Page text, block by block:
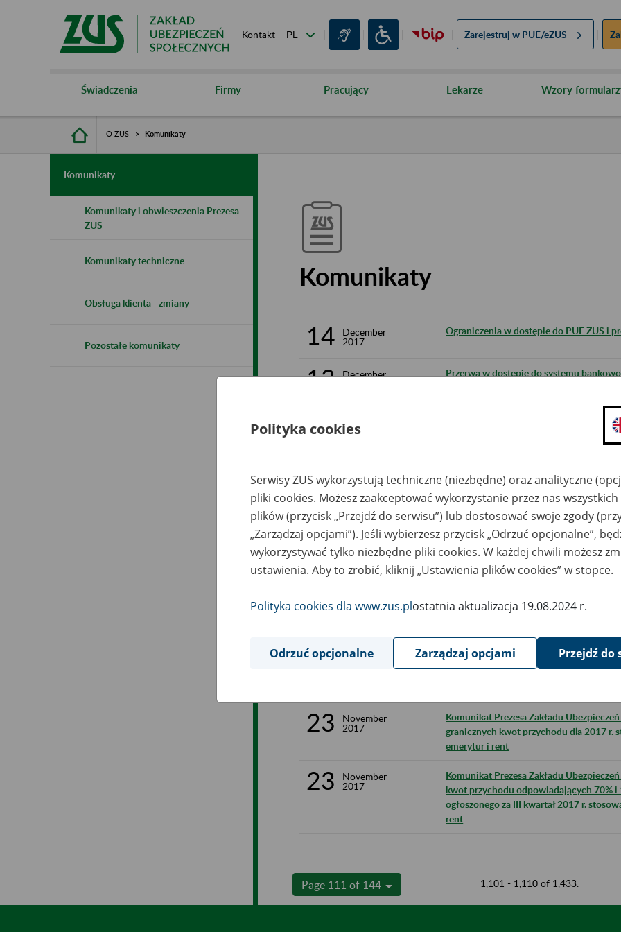
Kontakt Zarejestruj w PUE/eZUS
Świadczenia Firmy Pracujący Lekarze Wzory
O ZUS Komunikaty
Komunikaty
Komunikaty i obwieszczenia Prezesa
ZUS
Komunikaty techniczne
Obsługa klienta - zmiany
Pozostałe komunikaty
Komunikaty
14
December
2017
Ograniczenia w dostępie do PUE ZUS i
13 December
Przerwa w dostępie do systemu
7 2017
Przerwa w działaniu Profilu Zaufanego
Forum wsparcia technicznego dla
4
December
2017
Obwieszczenie Prezesa Zakładu
sprawie wskaźnika waloryzacji
świadczenia rehabilitacyjnego w I
28 2017
Prace serwisowe na PUE ZUS 30
24
November
2017
Ograniczenia dotyczące dostępności
24 2017
Komunikat Prezesa Zakładu
wysokości wskaźnika kwartalnej
odsetek za zwłokę i opłaty
23
November
2017
Komunikat Prezesa Zakładu
granicznych kwot przychodu dla 2017 r.
emerytur i rent
23
November
2017
Komunikat Prezesa Zakładu
kwot przychodu odpowiadających 70% i
ogłoszonego za III kwartał 2017 r.
rent
Page 111 of 144 1,101 - 1,110 of 1,433.
Polityka cookies
Serwisy ZUS wykorzystują techniczne (niezbędne) oraz analityczne
pliki cookies. Możesz zaakceptować wykorzystanie przez nas
plików (przycisk „Przejdź do serwisu”) lub dostosować swoje zgody
„Zarządzaj opcjami”). Jeśli wybierzesz przycisk „Odrzuć opcjonalne”,
wykorzystywać tylko niezbędne pliki cookies. W każdej chwili możesz
ustawienia. Aby to zrobić, kliknij „Ustawienia plików cookies” w stopce.
Polityka cookies dla www.zus.plostatnia aktualizacja 19.08.2024 r.
Odrzuć opcjonalne Zarządzaj opcjami Przejdź do